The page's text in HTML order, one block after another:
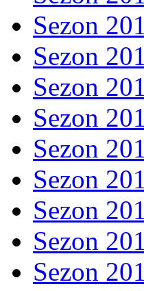
Sezon
Sezon
Sezon
Sezon
Sezon
Sezon
Sezon
Sezon
Sezon